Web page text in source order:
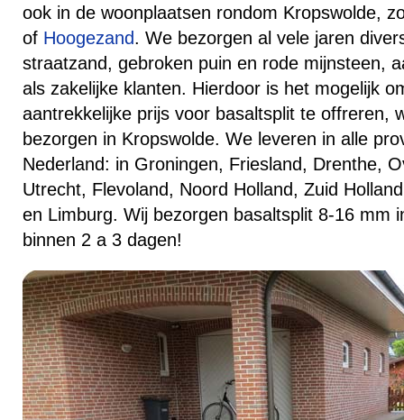
ook in de woonplaatsen rondom Kropswolde,
of Hoogezand. We bezorgen al vele jaren
straatzand, gebroken puin en rode mijnsteen,
als zakelijke klanten. Hierdoor is het mogelijk
aantrekkelijke prijs voor basaltsplit te offreren,
bezorgen in Kropswolde. We leveren in alle
Nederland: in Groningen, Friesland, Drenthe,
Utrecht, Flevoland, Noord Holland, Zuid
en Limburg. Wij bezorgen basaltsplit 8-16 mm
binnen 2 a 3 dagen!